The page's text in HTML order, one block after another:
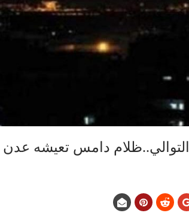
التوالي..ظلام دامس تعيشه عدن